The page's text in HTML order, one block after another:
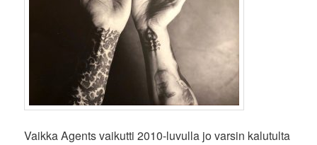
Vaikka Agents vaikutti 2010-luvulla jo varsin kalutulta